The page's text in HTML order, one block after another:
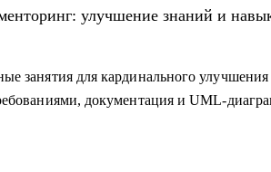
улучшение знаний и
занятия для кардинального
документация и UML-